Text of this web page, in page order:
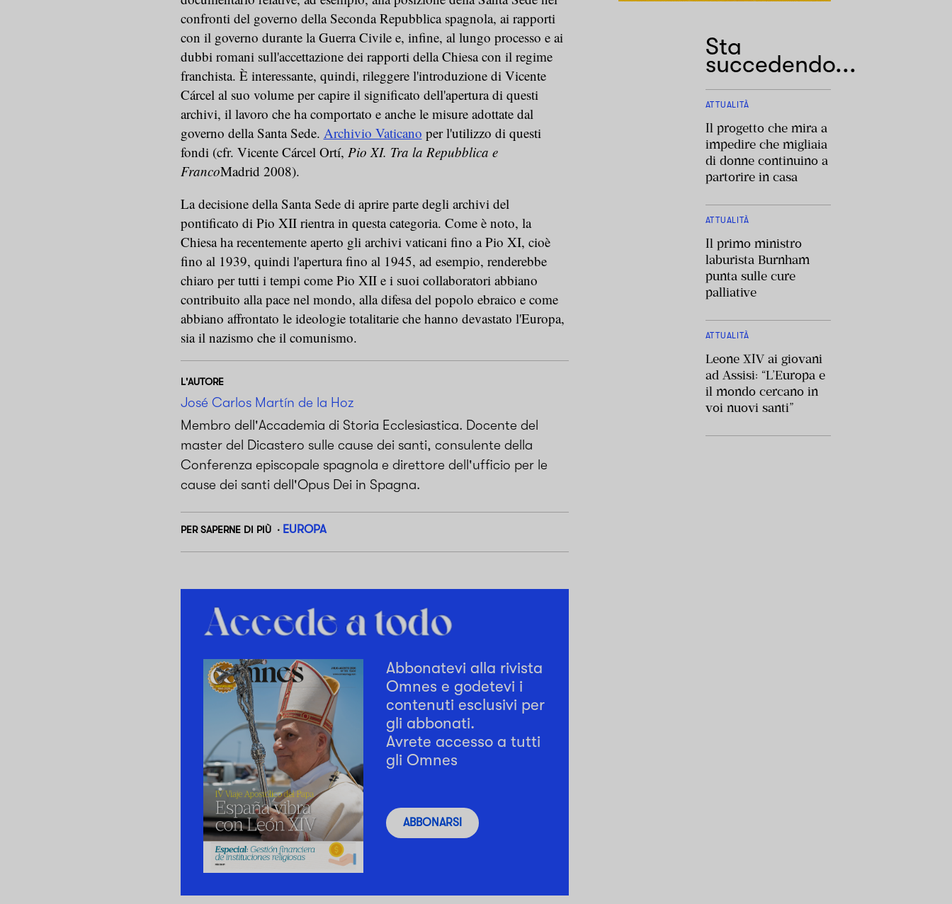
confronti del governo della Seconda Repubblica spagnola, ai rapporti
con il governo durante la Guerra Civile e, infine, al lungo processo e ai
dubbi romani sull'accettazione dei rapporti della Chiesa con il regime
franchista. È interessante, quindi, rileggere l'introduzione di Vicente
Cárcel al suo volume per capire il significato dell'apertura di questi
archivi, il lavoro che ha comportato e anche le misure adottate dal
governo della Santa Sede. Archivio Vaticano per l'utilizzo di questi
fondi (cfr. Vicente Cárcel Ortí, Pio XI. Tra la Repubblica e
FrancoMadrid 2008).
La decisione della Santa Sede di aprire parte degli archivi del
pontificato di Pio XII rientra in questa categoria. Come è noto, la
Chiesa ha recentemente aperto gli archivi vaticani fino a Pio XI, cioè
fino al 1939, quindi l'apertura fino al 1945, ad esempio, renderebbe
chiaro per tutti i tempi come Pio XII e i suoi collaboratori abbiano
contribuito alla pace nel mondo, alla difesa del popolo ebraico e come
abbiano affrontato le ideologie totalitarie che hanno devastato l'Europa,
sia il nazismo che il comunismo.
L'AUTORE
José Carlos Martín de la Hoz
Membro dell'Accademia di Storia Ecclesiastica. Docente del
master del Dicastero sulle cause dei santi, consulente della
Conferenza episcopale spagnola e direttore dell'ufficio per le
cause dei santi dell'Opus Dei in Spagna.
PER SAPERNE DI PIÙ EUROPA
Sta
succedendo...
ATTUALITÀ
Il progetto che mira a
impedire che migliaia
di donne continuino a
partorire in casa
ATTUALITÀ
Il primo ministro
laburista Burnham
punta sulle cure
palliative
ATTUALITÀ
Leone XIV ai giovani
ad Assisi: “L’Europa e
il mondo cercano in
voi nuovi santi”
Abbonatevi alla rivista
Omnes e godetevi i
contenuti esclusivi per
gli abbonati.
Avrete accesso a tutti
gli Omnes
ABBONARSI